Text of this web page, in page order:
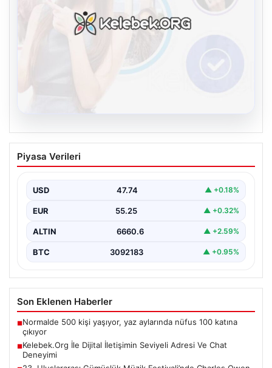
Kelebek.Org İle Dijital İletişimin Seviyeli
Adresi Ve Chat Deneyimi
iletişim oluşturması büyük bir hassasiyet taşımaktadır.
Günümüzde birçok…
Piyasa Verileri
USD 47.74 ▲ +0.18%
EUR 55.25 ▲ +0.32%
ALTIN 6660.6 ▲ +2.59%
BTC 3092183 ▲ +0.95%
Son Eklenen Haberler
■Normalde 500 kişi yaşıyor, yaz aylarında nüfus 100 katına
çıkıyor
■Kelebek.Org İle Dijital İletişimin Seviyeli Adresi Ve Chat
Deneyimi